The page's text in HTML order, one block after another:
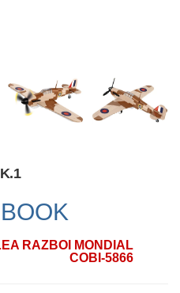
RAZBOI MONDIAL
COBI-5866